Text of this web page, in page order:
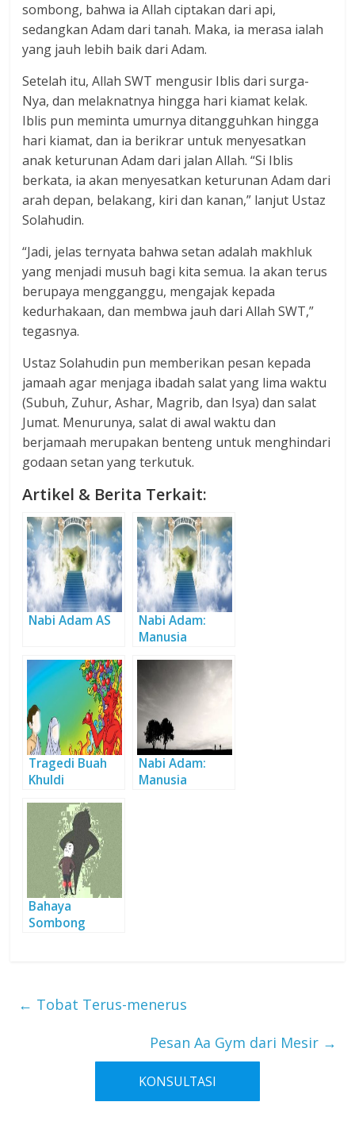
sombong, bahwa ia Allah ciptakan dari api,
sedangkan Adam dari tanah. Maka, ia merasa ialah
yang jauh lebih baik dari Adam.
Setelah itu, Allah SWT mengusir Iblis dari surga-
Nya, dan melaknatnya hingga hari kiamat kelak.
Iblis pun meminta umurnya ditangguhkan hingga
hari kiamat, dan ia berikrar untuk menyesatkan
anak keturunan Adam dari jalan Allah. “Si Iblis
berkata, ia akan menyesatkan keturunan Adam dari
arah depan, belakang, kiri dan kanan,” lanjut Ustaz
Solahudin.
“Jadi, jelas ternyata bahwa setan adalah makhluk
yang menjadi musuh bagi kita semua. Ia akan terus
berupaya mengganggu, mengajak kepada
kedurhakaan, dan membwa jauh dari Allah SWT,”
tegasnya.
Ustaz Solahudin pun memberikan pesan kepada
jamaah agar menjaga ibadah salat yang lima waktu
(Subuh, Zuhur, Ashar, Magrib, dan Isya) dan salat
Jumat. Menurunya, salat di awal waktu dan
berjamaah merupakan benteng untuk menghindari
godaan setan yang terkutuk.
Artikel & Berita Terkait:
Nabi Adam AS
Nabi Adam:
Manusia
Dipercaya
Menjadi Wakil-
Nya
Tragedi Buah
Khuldi
Nabi Adam:
Manusia
Bahaya
Sombong
← Tobat Terus-menerus
Pesan Aa Gym dari Mesir →
KONSULTASI